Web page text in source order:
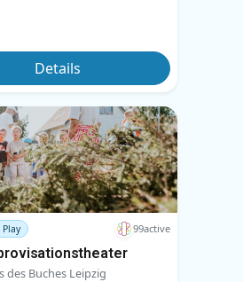
Details
Play 99active
des Buches Leipzig